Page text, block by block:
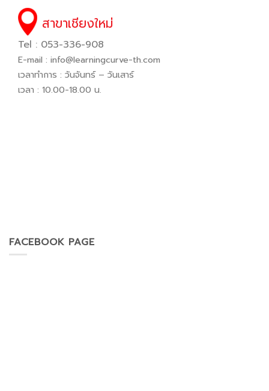
สาขาเชียงใหม่
Tel : 053-336-908
E-mail : info@learningcurve-th.com
เวลาทำการ : วันจันทร์ – วันเสาร์
เวลา : 10.00-18.00 น.
FACEBOOK PAGE